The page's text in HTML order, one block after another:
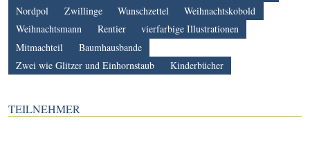
Nordpol
Zwillinge Wunschzettel
Weihnachtskobold
Weihnachtsmann
Rentier
vierfarbige Illustrationen
Mitmachteil
Baumhausbande
Zwei wie Glitzer und Einhornstaub
Kinderbücher
TEILNEHMER